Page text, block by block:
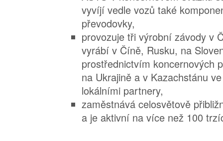
vyvíjí vedle vozů také
převodovky,
provozuje tři výrobní závody v
vyrábí v Číně, Rusku, na
prostřednictvím koncernových
na Ukrajině a v Kazachstánu
lokálními partnery,
zaměstnává celosvětově
a je aktivní na více než 100